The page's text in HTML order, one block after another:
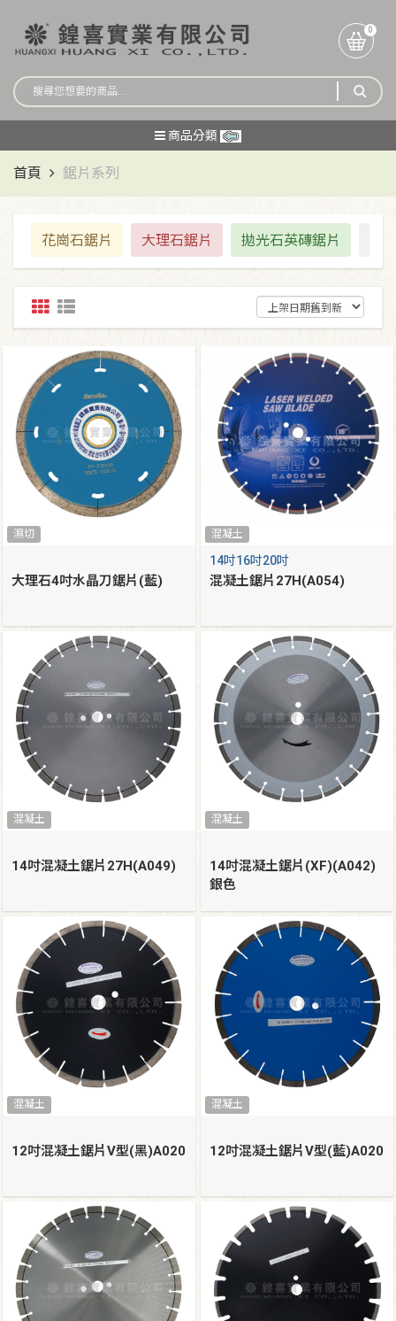
0
商品分類
首頁 鋸片系列
花崗石鋸片 大理石鋸片 拋光石英磚鋸片
濕切
大理石4吋水晶刀鋸片(藍)
混凝土
14吋16吋20吋
混凝土鋸片27H(A054)
混凝土
14吋混凝土鋸片27H(A049)
混凝土
14吋混凝土鋸片(XF)(A042)
銀色
混凝土
12吋混凝土鋸片V型(黑)A020
混凝土
12吋混凝土鋸片V型(藍)A020